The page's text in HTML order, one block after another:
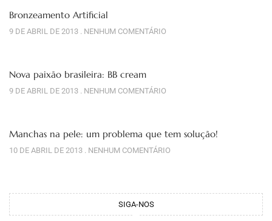
Bronzeamento Artificial
9 DE ABRIL DE 2013 NENHUM COMENTÁRIO
Nova paixão brasileira: BB cream
9 DE ABRIL DE 2013 NENHUM COMENTÁRIO
Manchas na pele: um problema que tem solução!
10 DE ABRIL DE 2013 NENHUM COMENTÁRIO
SIGA-NOS